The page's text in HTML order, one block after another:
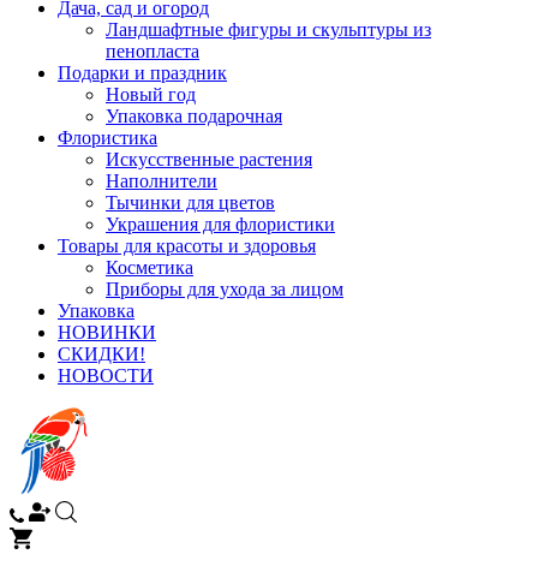
Дача, сад и огород
Ландшафтные фигуры и скульптуры из
пенопласта
Подарки и праздник
Новый год
Упаковка подарочная
Флористика
Искусственные растения
Наполнители
Тычинки для цветов
Украшения для флористики
Товары для красоты и здоровья
Косметика
Приборы для ухода за лицом
Упаковка
НОВИНКИ
СКИДКИ!
НОВОСТИ